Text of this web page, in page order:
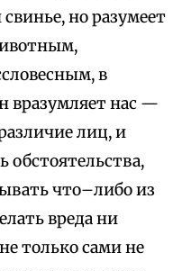
но разумеет
в
вразумляет нас —
лиц, и
обстоятельства,
что–либо из
вреда ни
только сами не